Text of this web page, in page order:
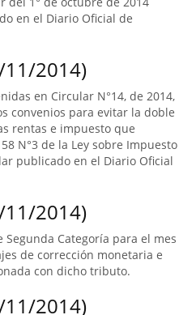
en el Diario Oficial de
11/2014)
en Circular N°14, de 2014,
convenios para evitar la doble
rentas e impuesto que
N°3 de la Ley sobre Impuesto
publicado en el Diario Oficial
11/2014)
Categoría para el mes
de corrección monetaria e
con dicho tributo.
11/2014)